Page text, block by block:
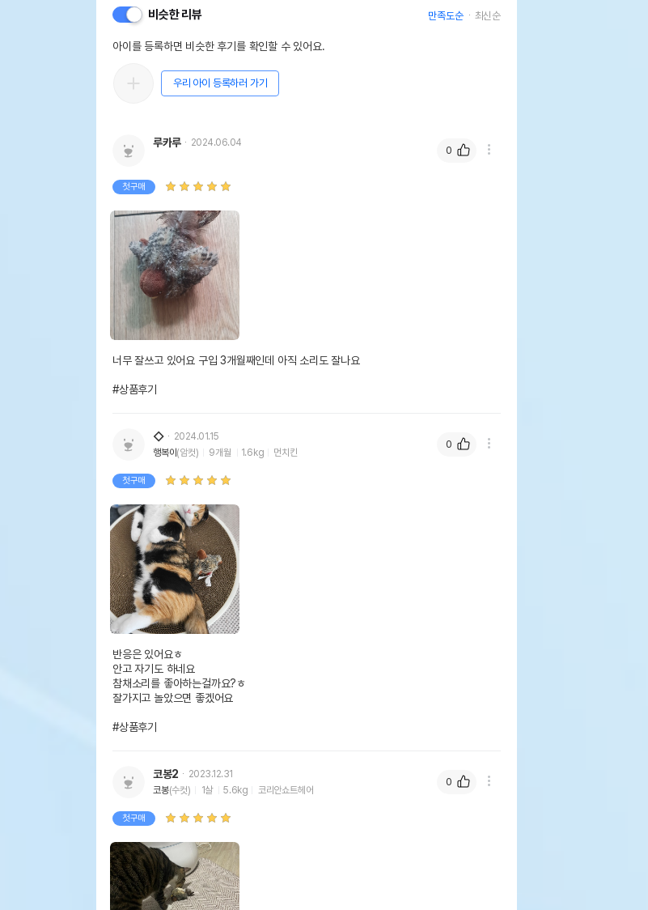
비슷한 리뷰 만족도순 최신순
아이를 등록하면 비슷한 후기를 확인할 수 있어요.
우리 아이 등록하러 가기
루카루 2024.06.04
첫구매
너무 잘쓰고 있어요 구입 3개월째인데 아직 소리도 잘나요
#상품후기
0
◇
2024.01.15
행복이(암컷) 9개월 1.6kg 먼치킨
첫구매
반응은 있어요ㅎ
안고 자기도 하네요
참채소리를 좋아하는걸까요?ㅎ
잘가지고 놀았으면 좋겠어요
#상품후기
0
코봉2
2023.12.31
코봉(수컷) 1살 5.6kg 코리안쇼트헤어
첫구매
0